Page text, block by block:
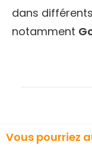
dans
notamment
Vous pourriez